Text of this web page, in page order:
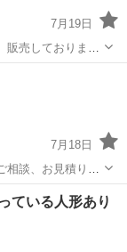
7月19日
7月18日
相談、お見積り、
でやっておりま
ている人形あり